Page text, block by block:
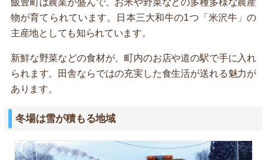
飯豊町は農業が盛んで、お米や野菜などの多種多様な農産
物が育てられています。日本三大和牛の1つ「米沢牛」の
主産地としても知られています。
新鮮な野菜などの食材が、町内のお店や道の駅で手に入れ
られます。田舎ならではの充実した食生活が送れる魅力が
あります。
冬場は雪が積もる地域